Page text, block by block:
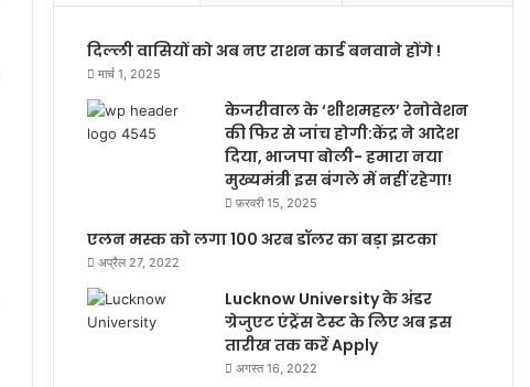
दिल्ली वासियों को अब नए राशन कार्ड बनवाने होंगे !
मार्च 1, 2025
केजरीवाल के ‘शीशमहल’ रेनोवेशन
की फिर से जांच होगी:केंद्र ने आदेश
दिया, भाजपा बोली- हमारा नया
मुख्यमंत्री इस बंगले में नहीं रहेगा!
फ़रवरी 15, 2025
एलन मस्क को लगा 100 अरब डॉलर का बड़ा झटका
अप्रैल 27, 2022
Lucknow University के अंडर
ग्रेजुएट एंट्रेंस टेस्ट के लिए अब इस
तारीख तक करें Apply
अगस्त 16, 2022